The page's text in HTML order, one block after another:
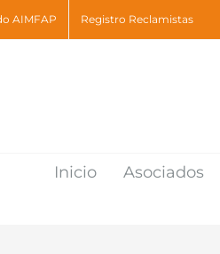
AIMFAP Registro Reclamistas
Inicio Asociados